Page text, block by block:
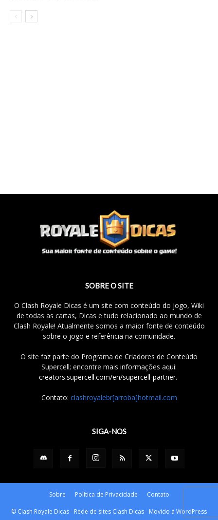
SOBRE O SITE
O Clash Royale Dicas é um site com conteúdo do jogo, Wiki
de todas as cartas, Dicas e tudo relacionado ao mundo de
Clash Royale! Atualmente somos a maior fonte de conteúdo
sobre o jogo e referência na comunidade.
O site faz parte do Programa de Criadores de Conteúdo
Supercell; encontre mais informações aqui:
creators.supercell.com/en/supercell-partner.
Contato: clashroyalebr[arroba]hotmail.com
SIGA-NOS
Sobre Política de Privacidade Contato
© Clash Royale Dicas - Rede de sites Clash Dicas - Movido à WordPress